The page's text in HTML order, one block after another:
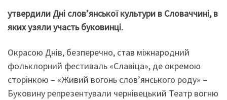
утвердили Дні слов’янської культури в Словаччині, в
яких узяли участь буковинці.
Окрасою Днів, безперечно, став міжнародний
фольклорний фестиваль «Славіца», де окремою
сторінкою – «Живий вогонь слов’янського роду» –
Буковину репрезентували чернівецький Театр вогню